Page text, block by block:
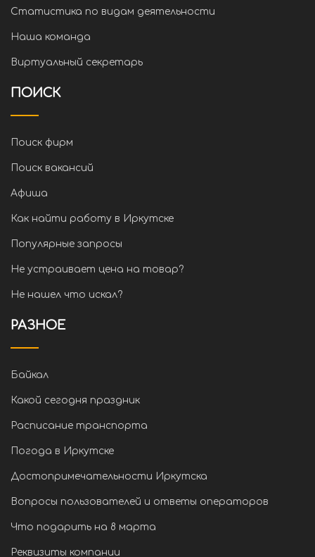
Статистика по видам деятельности
Наша команда
Виртуальный секретарь
ПОИСК
Поиск фирм
Поиск вакансий
Афиша
Как найти работу в Иркутске
Популярные запросы
Не устраивает цена на товар?
Не нашел что искал?
РАЗНОЕ
Байкал
Какой сегодня праздник
Расписание транспорта
Погода в Иркутске
Достопримечательности Иркутска
Вопросы пользователей и ответы операторов
Что подарить на 8 марта
Реквизиты компании